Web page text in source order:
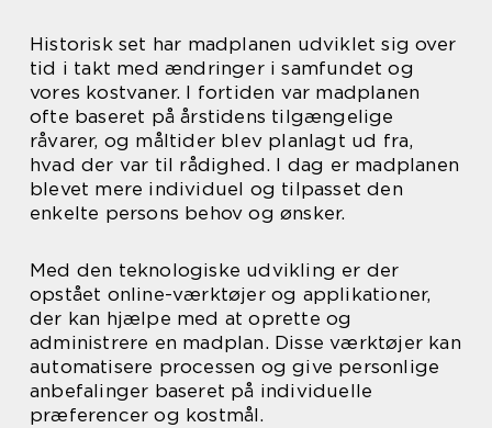
Historisk set har madplanen udviklet sig over
tid i takt med ændringer i samfundet og
vores kostvaner. I fortiden var madplanen
ofte baseret på årstidens tilgængelige
råvarer, og måltider blev planlagt ud fra,
hvad der var til rådighed. I dag er madplanen
blevet mere individuel og tilpasset den
enkelte persons behov og ønsker.
Med den teknologiske udvikling er der
opstået online-værktøjer og applikationer,
der kan hjælpe med at oprette og
administrere en madplan. Disse værktøjer kan
automatisere processen og give personlige
anbefalinger baseret på individuelle
præferencer og kostmål.